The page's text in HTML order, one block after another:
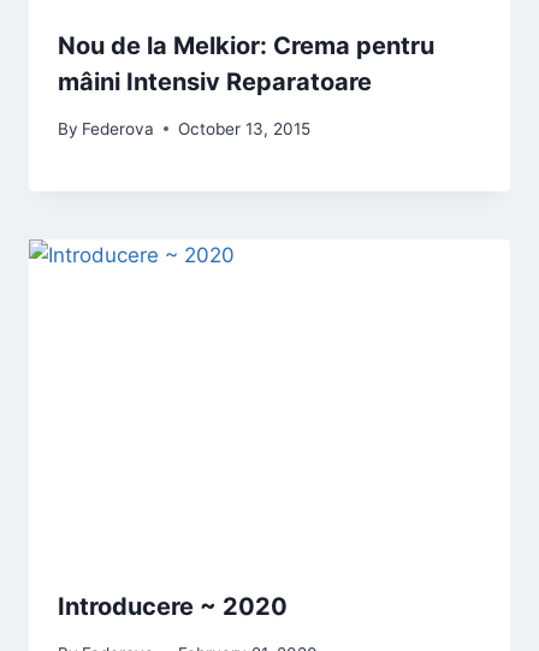
Nou de la Melkior: Crema pentru
mâini Intensiv Reparatoare
By Federova October 13, 2015
Introducere ~ 2020